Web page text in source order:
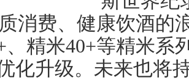
消费、健康饮酒的
、精米40+等精米系
化升级。未来也将